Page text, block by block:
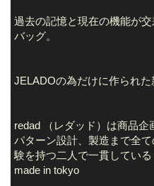
過去の記憶と現在の機能が
バッグ。
JELADOの為だけに作られた
redad （レダッド）は商品企
パターン設計、製造まで全
験を持つ二人で一貫してい
made in tokyo